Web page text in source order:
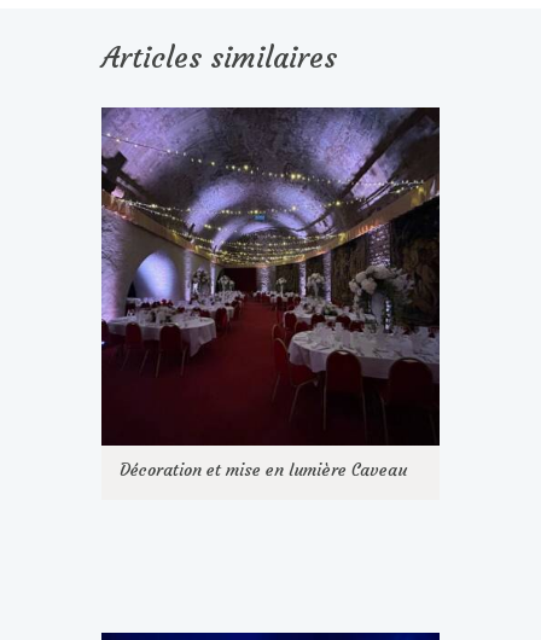
Articles similaires
Décoration et mise en lumière Caveau